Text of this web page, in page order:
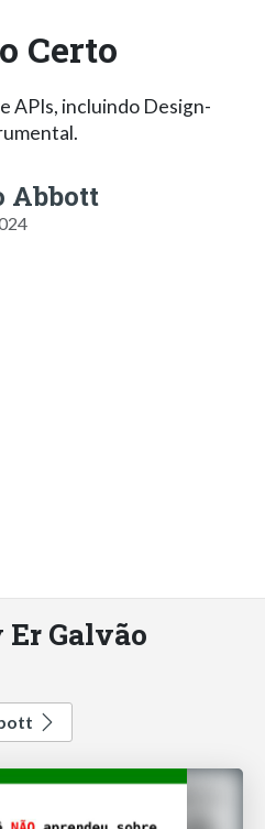
Certo
APIs, incluindo Design-
Abbott
Galvão